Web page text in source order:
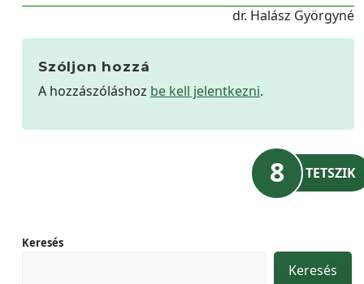
dr. Halász Györgyné
Szóljon hozzá
A hozzászóláshoz be kell jelentkezni.
8 TETSZIK
Keresés
Keresés